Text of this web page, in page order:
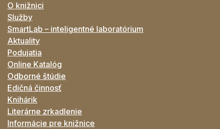
O knižnici
Služby
SmartLab – inteligentné laboratórium
Aktuality
Podujatia
Online Katalóg
Odborné štúdie
Edičná činnosť
Knihárik
Literárne zrkadlenie
Informácie pre knižnice